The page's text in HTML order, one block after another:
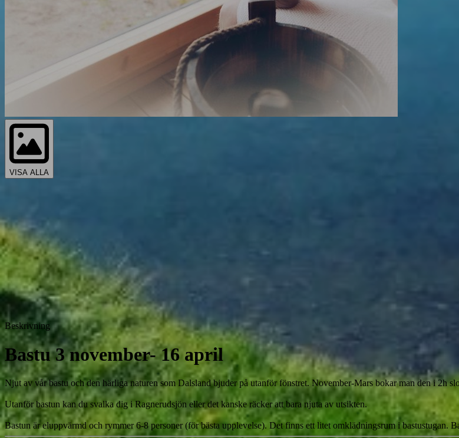
VISA ALLA
Beskrivning
Bastu 3 november- 16 april
Njut av vår bastu och den härliga naturen som Dalsland bjuder på utanför fönstret. November-Mars bokar man den i 2h
Utanför bastun kan du svalka dig i Ragnerudsjön eller det kanske räcker att bara njuta av utsikten.
Bastun är eluppvärmd och rymmer 6-8 personer (för bästa upplevelse). Det finns ett litet omklädningsrum i bastustugan.